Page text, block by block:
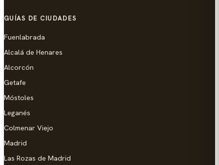
GUÍAS DE CIUDADES
Fuenlabrada
Alcalá de Henares
Alcorcón
Getafe
Móstoles
Leganés
Colmenar Viejo
Madrid
Las Rozas de Madrid